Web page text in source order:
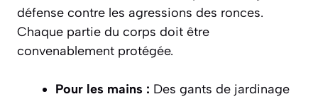
défense contre les agressions des ronces.
Chaque partie du corps doit être
convenablement protégée.
Pour les mains : Des gants de jardinage